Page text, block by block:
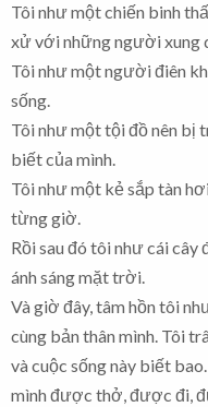
Tôi như một chiến binh
xử với những người xung
Tôi như một người điên
sống.
Tôi như một tội đồ nên bị
biết của mình.
Tôi như một kẻ sắp tàn
từng giờ.
Rồi sau đó tôi như cái
ánh sáng mặt trời.
Và giờ đây, tâm hồn tôi
cùng bản thân mình. Tôi
và cuộc sống này biết
mình được thở, được đi,